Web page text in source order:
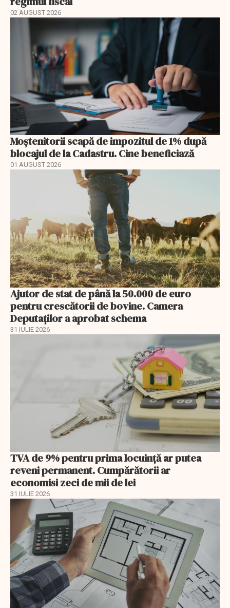
02 AUGUST 2026
Moștenitorii scapă de impozitul de 1% după
blocajul de la Cadastru. Cine beneficiază
01 AUGUST 2026
Ajutor de stat de până la 50.000 de euro
pentru crescătorii de bovine. Camera
Deputaților a aprobat schema
31 IULIE 2026
TVA de 9% pentru prima locuință ar putea
reveni permanent. Cumpărătorii ar
economisi zeci de mii de lei
31 IULIE 2026